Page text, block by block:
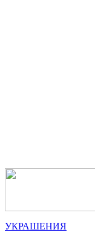
УКРАШЕНИЯ